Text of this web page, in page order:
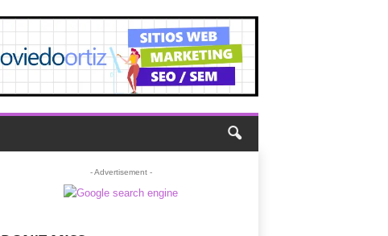
- Advertisement -